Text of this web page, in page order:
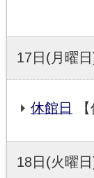
17日(月曜
休館日
18日(火曜